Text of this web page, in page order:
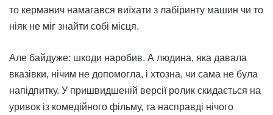
то керманич намагався виїхати з лабіринту машин чи то
ніяк не міг знайти собі місця.
Але байдуже: шкоди наробив. А людина, яка давала
вказівки, нічим не допомогла, і хтозна, чи сама не була
напідпитку. У пришвидшеній версії ролик скидається на
уривок із комедійного фільму, та насправді нічого